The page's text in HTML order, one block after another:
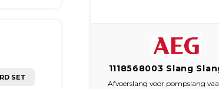
SET
1118568003 Slang
afvoerpomp naar
Afvoerslang voor pompslang